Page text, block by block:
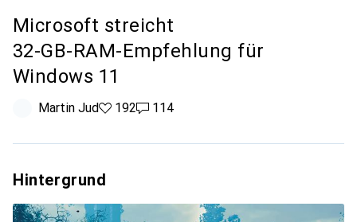
Microsoft streicht
32‑GB‑RAM‑Empfehlung für
Windows 11
Martin Jud192 Likes
192114 Kommentare
114
Hintergrund